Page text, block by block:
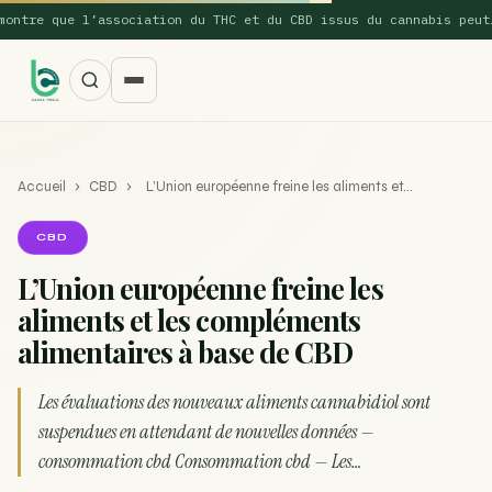
que l’association du THC et du CBD issus du cannabis peut…
SUGGESTIONS POPULAIRES
Une nouvelle étude montre que la vaporisation du
La recette du Space Cake
Accueil › CBD › L’Union européenne freine les aliments et…
CBD
L’Union européenne freine les
aliments et les compléments
alimentaires à base de CBD
Les évaluations des nouveaux aliments cannabidiol sont
suspendues en attendant de nouvelles données —
consommation cbd Consommation cbd — Les…